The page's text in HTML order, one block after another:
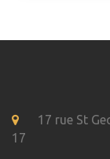
17 rue St
17